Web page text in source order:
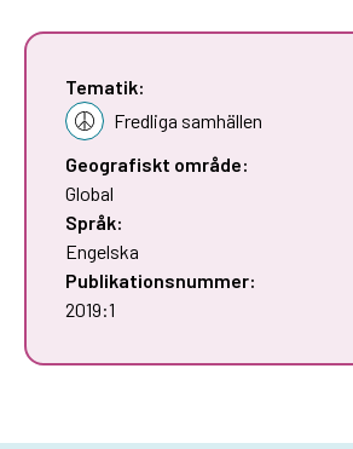
Tematik:
Fredliga samhällen
Geografiskt område:
Global
Språk:
Engelska
Publikationsnummer:
2019:1